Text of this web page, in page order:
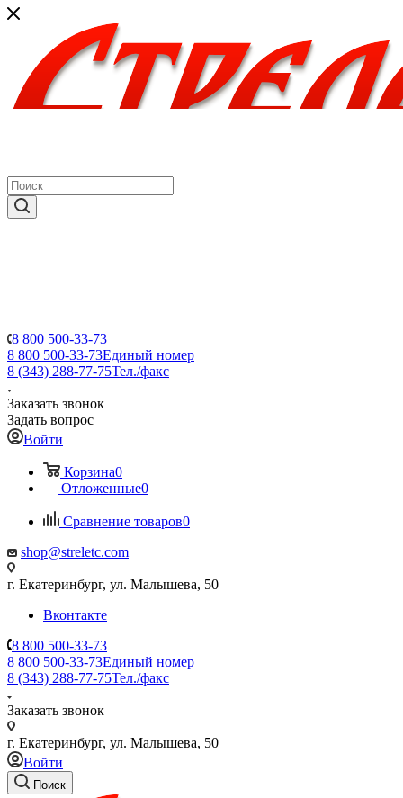
8 800 500-33-73
8 800 500-33-73Единый номер
8 (343) 288-77-75Тел./факс
Заказать звонок
Задать вопрос
Войти
Корзина0
Отложенные0
Сравнение товаров0
shop@streletc.com
г. Екатеринбург, ул. Малышева, 50
Вконтакте
8 800 500-33-73
8 800 500-33-73Единый номер
8 (343) 288-77-75Тел./факс
Заказать звонок
г. Екатеринбург, ул. Малышева, 50
Войти
Поиск